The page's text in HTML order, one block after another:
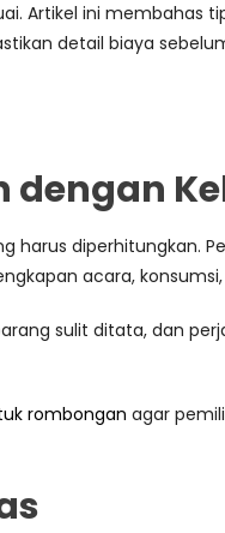
Artikel ini membahas
detail biaya
dengan
diperhitungkan.
acara,
sulit ditata, dan
rombongan agar